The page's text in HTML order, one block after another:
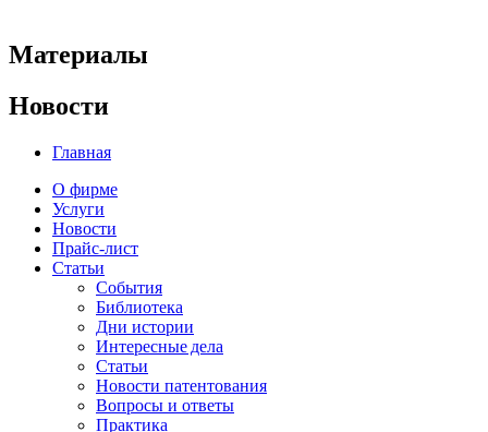
Материалы
Новости
Главная
О фирме
Услуги
Новости
Прайс-лист
Статьи
События
Библиотека
Дни истории
Интересные дела
Статьи
Новости патентования
Вопросы и ответы
Практика